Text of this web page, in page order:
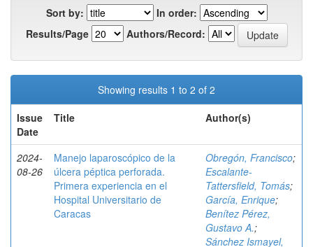
Sort by:
In order:
Results/Page
Authors/Record:
Showing results 1 to 2 of 2
Issue
Date
Title Author(s)
2024-
08-26
Manejo laparoscópico de la
úlcera péptica perforada.
Primera experiencia en el
Hospital Universitario de
Caracas
Obregón, Francisco;
Escalante-
Tattersfield, Tomás;
García, Enrique;
Benítez Pérez,
Gustavo A.;
Sánchez Ismayel,